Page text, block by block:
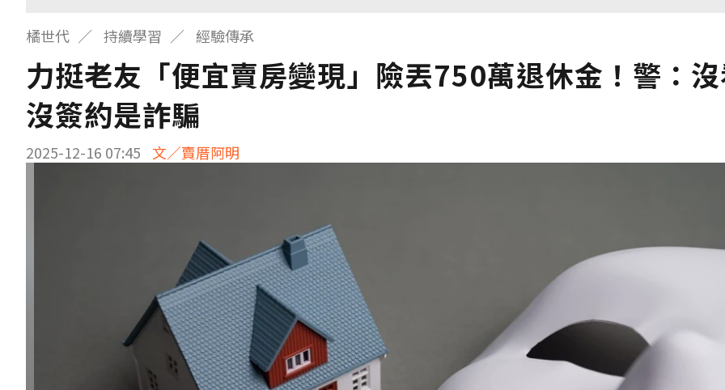
橘世代 持續學習 經驗傳承
力挺老友「便宜賣房變現」險丟750萬退休金！警：
沒簽約是詐騙
2025-12-16 07:45 文／賣厝阿明